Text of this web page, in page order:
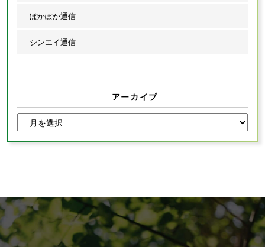
ぽかぽか通信
シンエイ通信
アーカイブ
TOPPAGE 採用情報